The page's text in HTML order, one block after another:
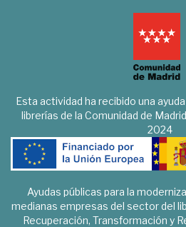
Esta actividad ha recibido una
librerías de la Comunidad de
2024
Ayudas públicas para la
medianas empresas del sector del
Recuperación, Transformación y